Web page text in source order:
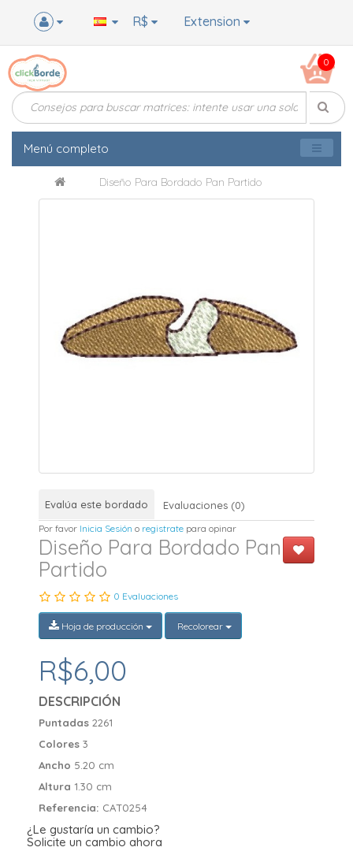
Extension
R$
0
Menú completo
Diseño Para Bordado Pan Partido
Evalúa este bordado Evaluaciones (0)
Por favor Inicia Sesión o registrate para opinar
Diseño Para Bordado Pan
Partido
0 Evaluaciones
Hoja de producción Recolorear
R$6,00
DESCRIPCIÓN
Puntadas2261
Colores3
Ancho 5.20 cm
Altura 1.30 cm
Referencia: CAT0254
¿Le gustaría un cambio?
Solicite un cambio ahora